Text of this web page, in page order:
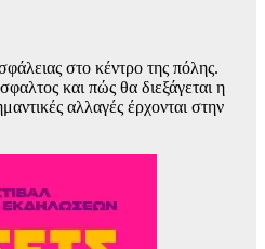
στο κέντρο της πόλης.
και πώς θα διεξάγεται η
αλλαγές έρχονται στην